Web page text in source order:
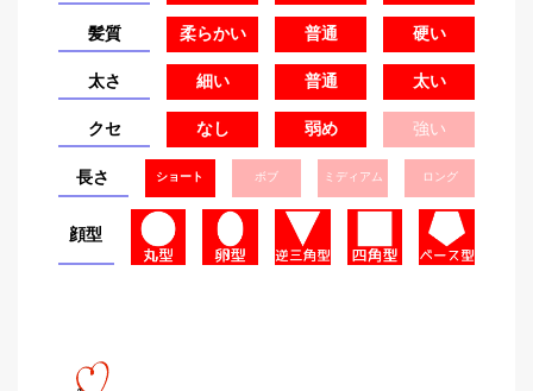
髪質 柔らかい 普通 硬い
太さ 細い 普通 太い
クセ なし 弱め 強い
長さ ショート ボブ ミディアム ロング
顔型